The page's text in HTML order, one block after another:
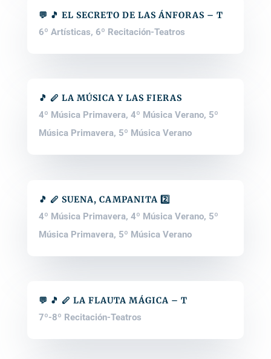
💬 🎵 EL SECRETO DE LAS ÁNFORAS – T
6º Artísticas, 6º Recitación-Teatros
🎵 🪈 LA MÚSICA Y LAS FIERAS
4º Música Primavera, 4º Música Verano, 5º
Música Primavera, 5º Música Verano
🎵 🪈 SUENA, CAMPANITA 2️⃣
4º Música Primavera, 4º Música Verano, 5º
Música Primavera, 5º Música Verano
💬 🎵 🪈 LA FLAUTA MÁGICA – T
7º-8º Recitación-Teatros